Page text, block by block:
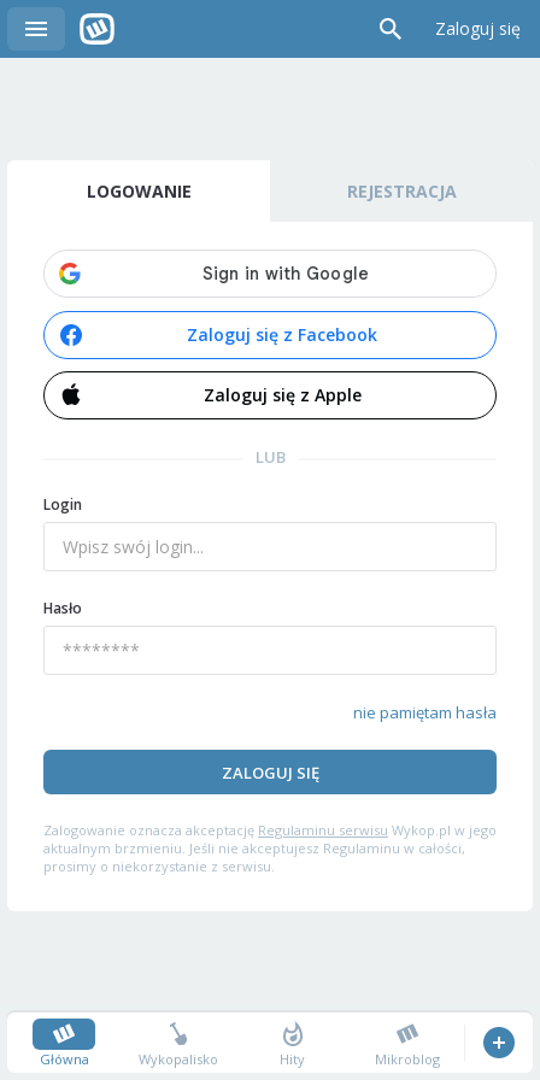
Zaloguj się
LOGOWANIE REJESTRACJA
Zaloguj się z Facebook
Zaloguj się z Apple
LUB
Login
Hasło
nie pamiętam hasła
ZALOGUJ SIĘ
Zalogowanie oznacza akceptację Regulaminu serwisu Wykop.pl w jego
aktualnym brzmieniu. Jeśli nie akceptujesz Regulaminu w całości,
prosimy o niekorzystanie z serwisu.
Główna Wykopalisko Hity Mikroblog